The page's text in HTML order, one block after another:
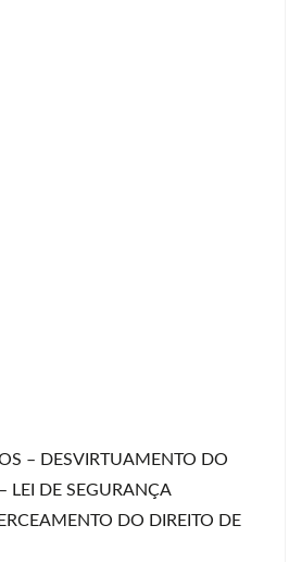
– DESVIRTUAMENTO DO
LEI DE SEGURANÇA
DO DIREITO DE